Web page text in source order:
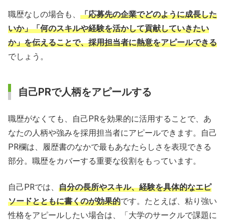
職歴なしの場合も、 「応募先の企業でどのように成長した
いか」「何のスキルや経験を活かして貢献していきたい
か」を伝えることで、採用担当者に熱意をアピールできる
でしょう。
自己PRで人柄をアピールする
職歴がなくても、自己PRを効果的に活用することで、あ
なたの人柄や強みを採用担当者にアピールできます。自己
PR欄は、履歴書のなかで最もあなたらしさを表現できる
部分。職歴をカバーする重要な役割をもっています。
自己PRでは、 自分の長所やスキル、経験を具体的なエピ
ソードとともに書くのが効果的です。たとえば、粘り強い
性格をアピールしたい場合は、「大学のサークルで課題に